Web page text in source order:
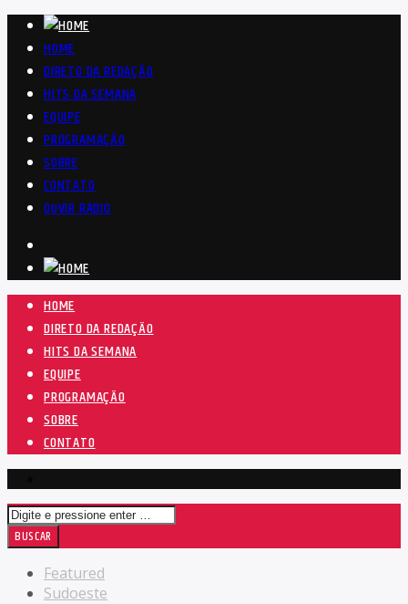
HOME
DIRETO DA REDAÇÃO
HITS DA SEMANA
EQUIPE
PROGRAMAÇÃO
SOBRE
CONTATO
OUVIR RÁDIO
HOME
DIRETO DA REDAÇÃO
HITS DA SEMANA
EQUIPE
PROGRAMAÇÃO
SOBRE
CONTATO
Featured
Sudoeste